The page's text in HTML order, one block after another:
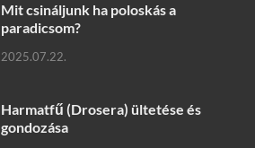
Mit csináljunk ha poloskás a
paradicsom?
2025.07.22.
Harmatfű (Drosera) ültetése és
gondozása